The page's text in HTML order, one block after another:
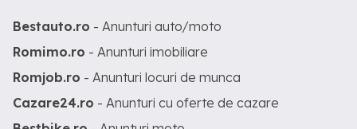
Bestauto.ro - Anunturi auto/moto
Romimo.ro - Anunturi imobiliare
Romjob.ro - Anunturi locuri de munca
Cazare24.ro - Anunturi cu oferte de cazare